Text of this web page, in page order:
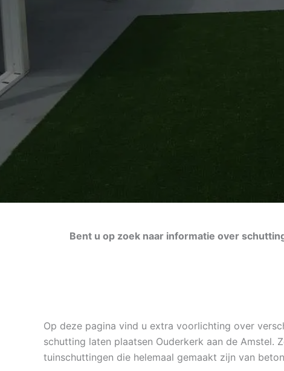
Bent u op zoek naar informatie over
Op deze pagina vind u extra voorlichting over
schutting laten plaatsen Ouderkerk aan de Amstel.
tuinschuttingen die helemaal gemaakt zijn van